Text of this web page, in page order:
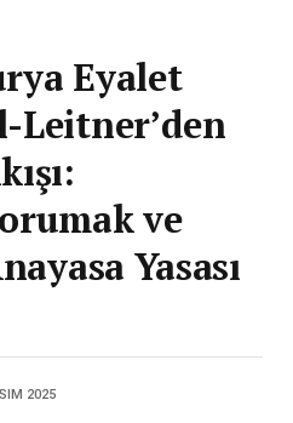
Eyalet
Leitner’den
ve
Yasası
2025